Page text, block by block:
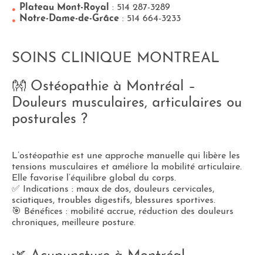
Plateau Mont-Royal
: 514 287-3289
Notre-Dame-de-Grâce: 514 664-3233
SOINS CLINIQUE MONTREAL
👐 Ostéopathie à Montréal –
Douleurs musculaires, articulaires ou
posturales ?
L’ostéopathie est une approche manuelle qui libère les
tensions musculaires et améliore la mobilité articulaire.
Elle favorise l’équilibre global du corps.
✅ Indications : maux de dos, douleurs cervicales,
sciatiques, troubles digestifs, blessures sportives.
🎯 Bénéfices : mobilité accrue, réduction des douleurs
chroniques, meilleure posture.